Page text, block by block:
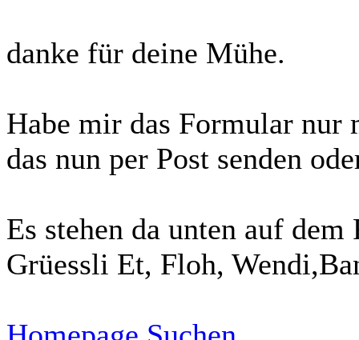
danke für deine Mühe.
Habe mir das Formular nur
das nun per Post senden
Es stehen da unten auf
Grüessli Et, Floh,